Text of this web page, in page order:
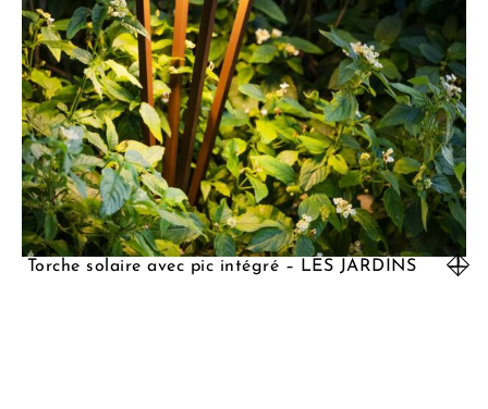
Torche solaire avec pic intégré – LES JARDINS